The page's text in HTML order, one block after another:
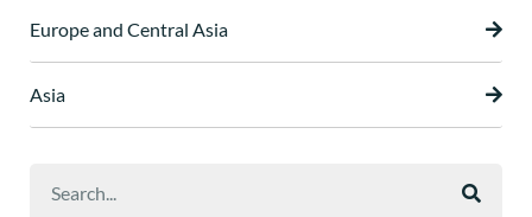
Europe and Central Asia
Asia